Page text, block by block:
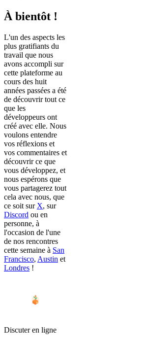
À bientôt !
L'un des aspects les
plus gratifiants du
travail que nous
avons accompli sur
cette plateforme au
cours des huit
années passées a été
de découvrir tout ce
que les
développeurs ont
créé avec elle. Nous
voulons entendre
vos réflexions et
vos commentaires et
découvrir ce que
vous développez, et
nous espérons que
vous partagerez tout
cela avec nous, que
ce soit sur X, sur
Discord ou en
personne, à
l'occasion de l'une
de nos rencontres
cette semaine à San
Francisco, Austin et
Londres !
Discuter en ligne